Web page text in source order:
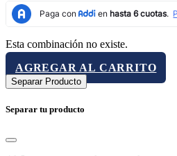
Esta combinación no existe.
AGREGAR AL CARRITO
Separar Producto
Separar tu producto